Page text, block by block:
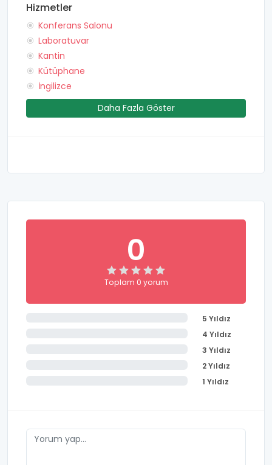
Hizmetler
Konferans Salonu
Laboratuvar
Kantin
Kütüphane
İngilizce
Daha Fazla Göster
0
Toplam 0 yorum
5 Yıldız
4 Yıldız
3 Yıldız
2 Yıldız
1 Yıldız